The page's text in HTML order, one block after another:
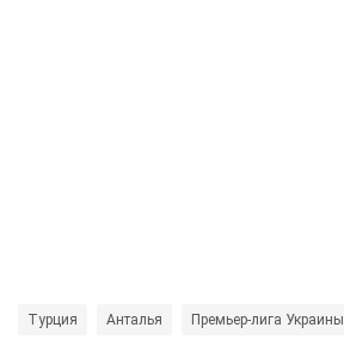
Турция Анталья Премьер-лига Украины